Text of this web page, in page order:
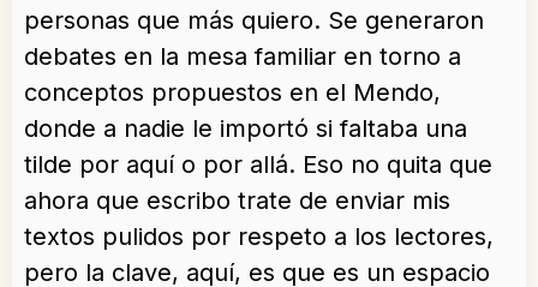
personas que más quiero. Se generaron
debates en la mesa familiar en torno a
conceptos propuestos en el Mendo,
donde a nadie le importó si faltaba una
tilde por aquí o por allá. Eso no quita que
ahora que escribo trate de enviar mis
textos pulidos por respeto a los lectores,
pero la clave, aquí, es que es un espacio